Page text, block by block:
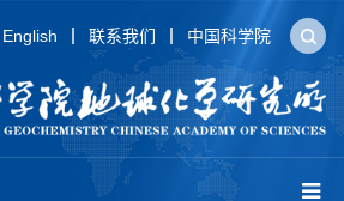
English 联系我们 中国科学院